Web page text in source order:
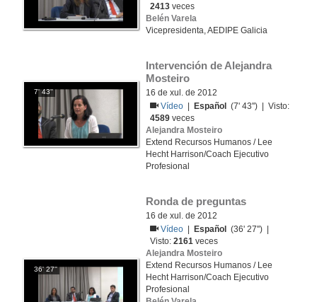
2413 veces
Belén Varela
Vicepresidenta, AEDIPE Galicia
7' 43''
Intervención de Alejandra
Mosteiro
16 de xul. de 2012
Vídeo
Español
(7' 43'') | Visto:
4589 veces
Alejandra Mosteiro
Extend Recursos Humanos / Lee
Hecht Harrison/Coach Ejecutivo
Profesional
36' 27''
Ronda de preguntas
16 de xul. de 2012
Vídeo
Español
(36' 27'') |
Visto:2161 veces
Alejandra Mosteiro
Extend Recursos Humanos / Lee
Hecht Harrison/Coach Ejecutivo
Profesional